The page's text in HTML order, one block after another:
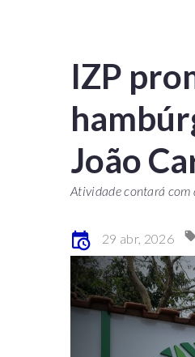
IZP
João
Atividade contará com
29 abr, 2026